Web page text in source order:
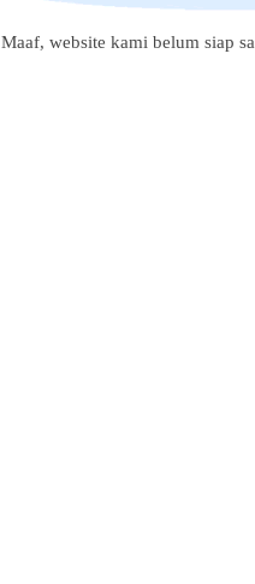
Maaf, website kami belum siap